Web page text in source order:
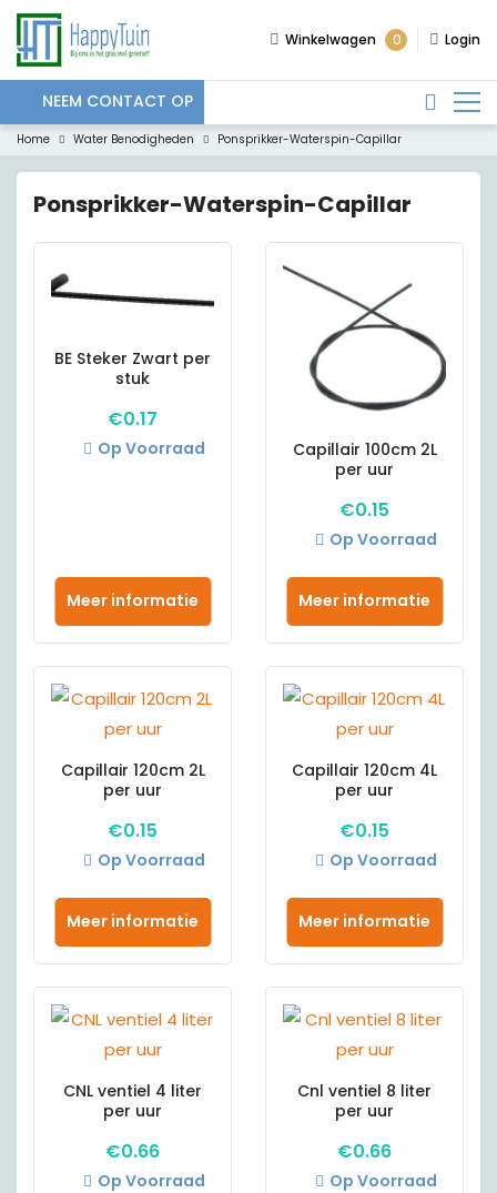
Winkelwagen 0 Login
NEEM CONTACT OP
Home Water Benodigheden Ponsprikker-Waterspin-Capillar
Ponsprikker-Waterspin-Capillar
BE Steker Zwart per
stuk
€0.17
Meer informatie
Op Voorraad
Capillair 100cm 2L
per uur
€0.15
Meer informatie
Op Voorraad
Capillair 120cm 2L
per uur
€0.15
Meer informatie
Op Voorraad
Capillair 120cm 4L
per uur
€0.15
Meer informatie
Op Voorraad
CNL ventiel 4 liter
per uur
€0.66
Op Voorraad
Cnl ventiel 8 liter
per uur
€0.66
Op Voorraad